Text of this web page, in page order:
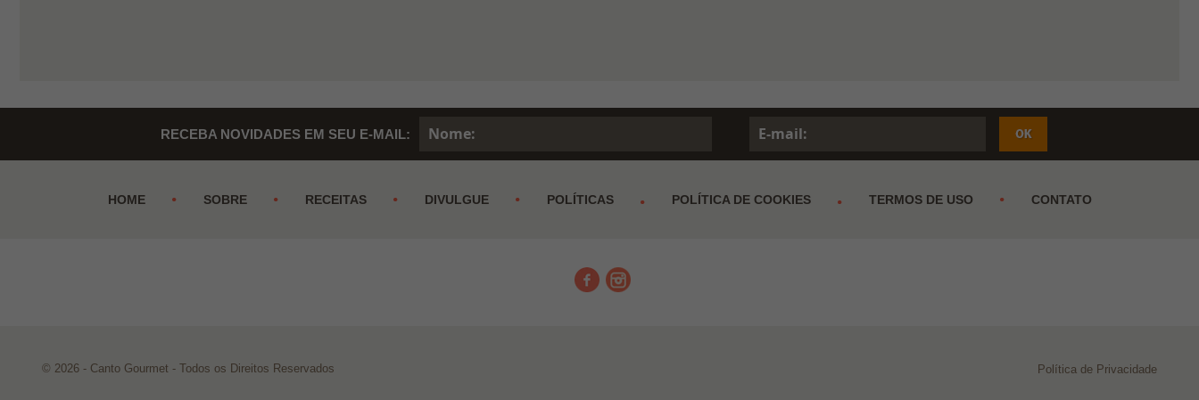
RECEBA NOVIDADES EM SEU E-MAIL:
HOME SOBRE RECEITAS DIVULGUE POLÍTICAS POLÍTICA DE COOKIES TERMOS DE USO CONTATO
© 2026 - Canto Gourmet - Todos os Direitos Reservados Política de Privacidade